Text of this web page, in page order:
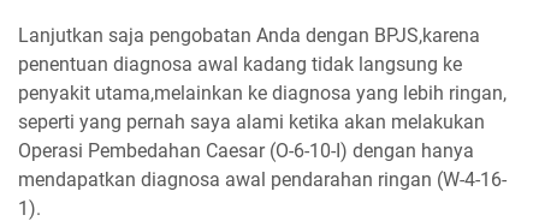
Lanjutkan saja pengobatan Anda dengan BPJS,karena
penentuan diagnosa awal kadang tidak langsung ke
penyakit utama,melainkan ke diagnosa yang lebih ringan,
seperti yang pernah saya alami ketika akan melakukan
Operasi Pembedahan Caesar (O-6-10-I) dengan hanya
mendapatkan diagnosa awal pendarahan ringan (W-4-16-
1).